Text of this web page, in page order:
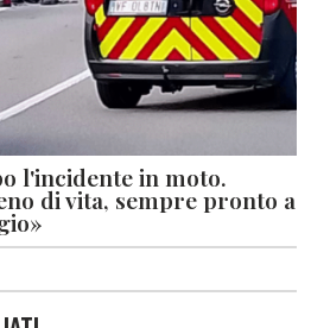
l'incidente in moto.
di vita, sempre pronto a